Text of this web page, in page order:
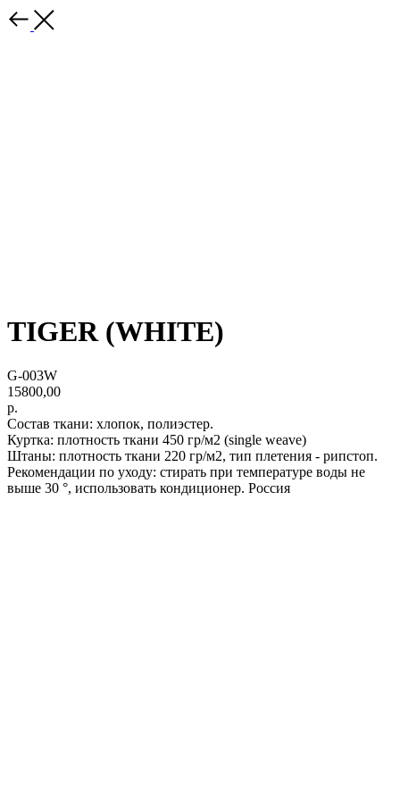
TIGER (WHITE)
G-003W
15800,00
р.
Состав ткани: хлопок, полиэстер.
Куртка: плотность ткани 450 гр/м2 (single weave)
Штаны: плотность ткани 220 гр/м2, тип плетения - рипстоп.
Рекомендации по уходу: стирать при температуре воды не
выше 30 °, использовать кондиционер. Россия